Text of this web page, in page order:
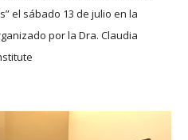
el sábado 13 de julio en la
por la Dra. Claudia